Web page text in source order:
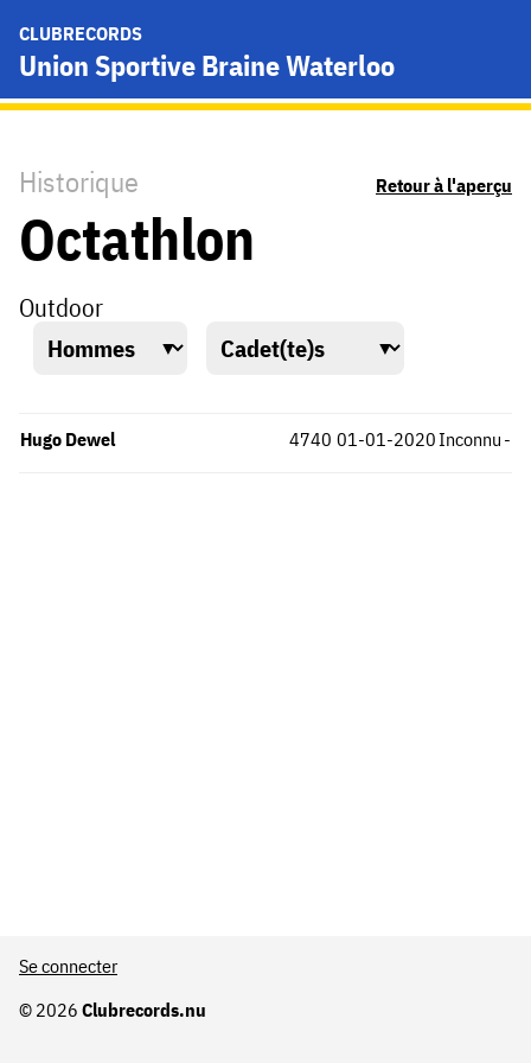
CLUBRECORDS
Union Sportive Braine Waterloo
Historique Retour à l'aperçu
Octathlon
Outdoor
Hugo Dewel Inconnu
4740 -
01-01-2020
© 2026 Clubrecords.nu
Se connecter